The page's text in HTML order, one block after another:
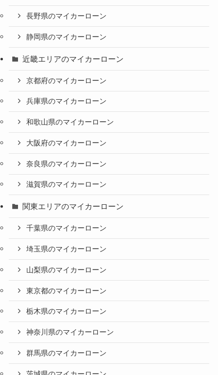
長野県のマイカーローン
静岡県のマイカーローン
近畿エリアのマイカーローン
京都府のマイカーローン
兵庫県のマイカーローン
和歌山県のマイカーローン
大阪府のマイカーローン
奈良県のマイカーローン
滋賀県のマイカーローン
関東エリアのマイカーローン
千葉県のマイカーローン
埼玉県のマイカーローン
山梨県のマイカーローン
東京都のマイカーローン
栃木県のマイカーローン
神奈川県のマイカーローン
群馬県のマイカーローン